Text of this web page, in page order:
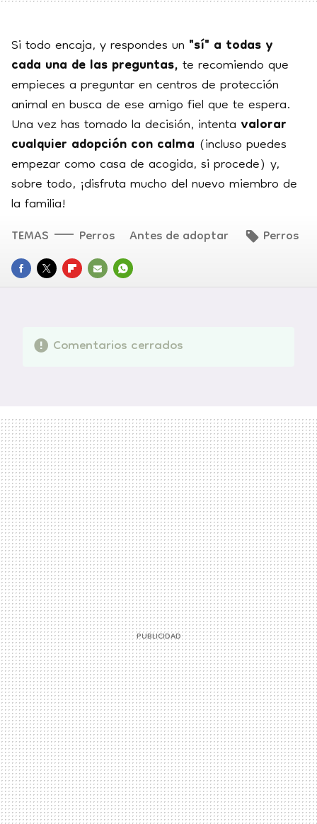
Si todo encaja, y respondes un"sí" a todas y
cada una de las preguntas,te recomiendo que
empieces a preguntar en centros de protección
animal en busca de ese amigo fiel que te espera.
Una vez has tomado la decisión, intentavalorar
cualquier adopción con calma (incluso puedes
empezar como casa de acogida, si procede) y,
sobre todo, ¡disfruta mucho del nuevo miembro de
la familia!
FACEBOOK
TWITTERFLIPBOARD
E- WHATSAPP
TEMAS Perros Antes de adoptar Perros
Comentarios cerrados